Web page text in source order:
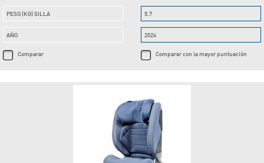
PESO (KG) SILLA
AÑO
Comparar
5.7
2024
Comparar con la mayor puntuación